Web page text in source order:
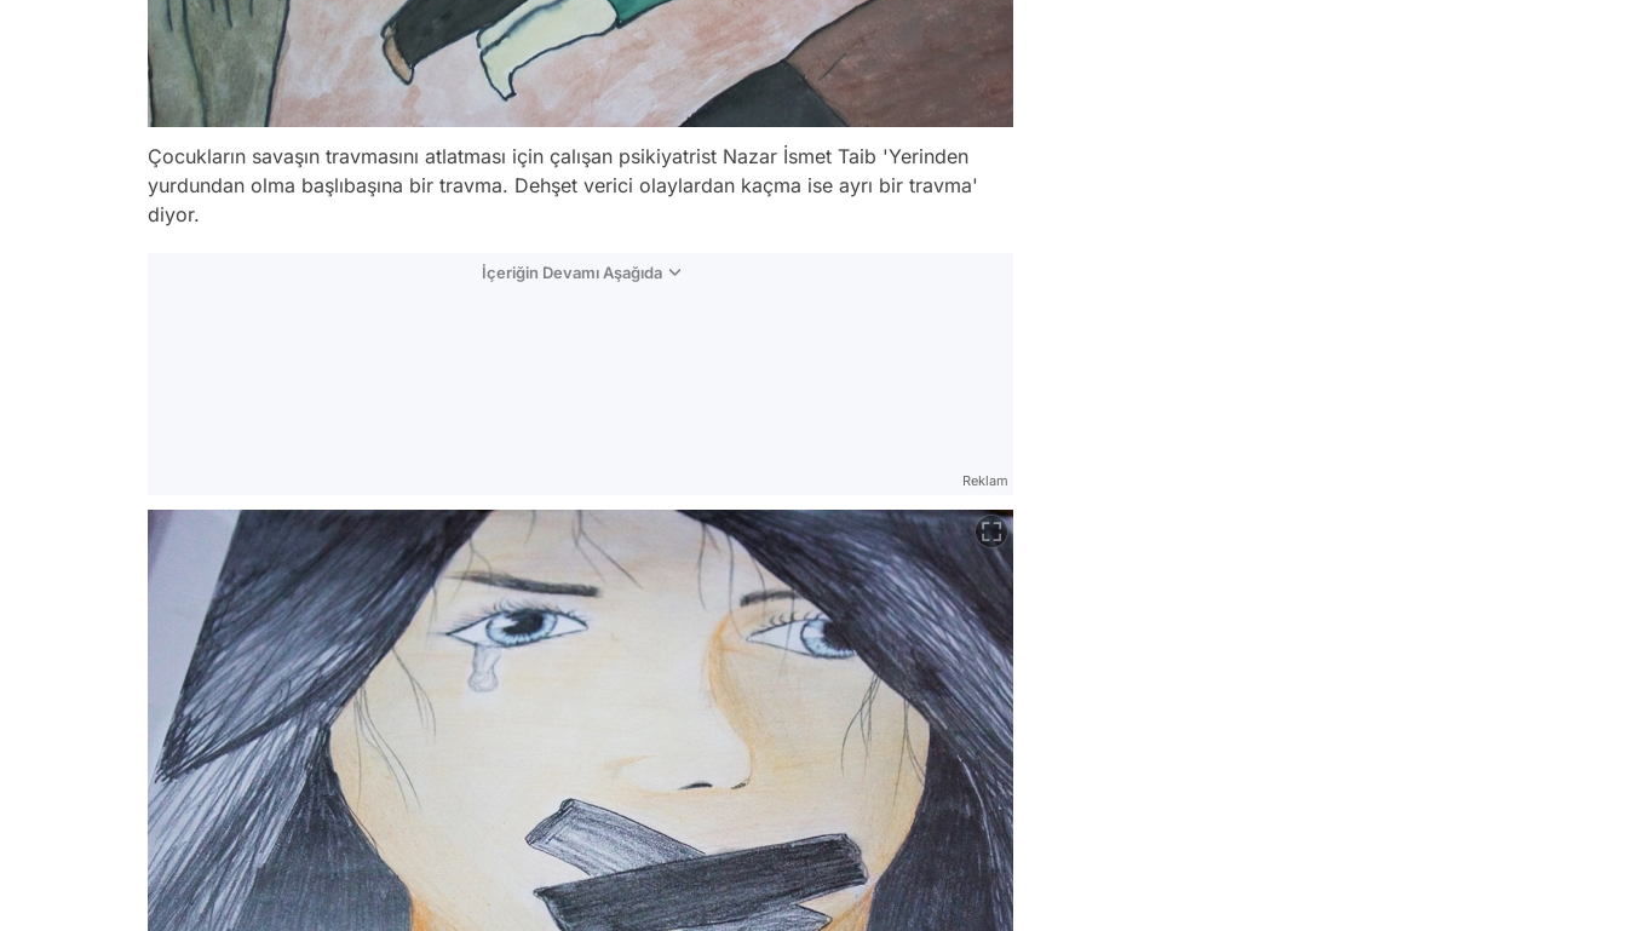
Çocukların savaşın travmasını atlatması için çalışan psikiyatrist Nazar İsmet Taib 'Yerinden
yurdundan olma başlıbaşına bir travma. Dehşet verici olaylardan kaçma ise ayrı bir travma'
diyor.
İçeriğin Devamı Aşağıda
Reklam